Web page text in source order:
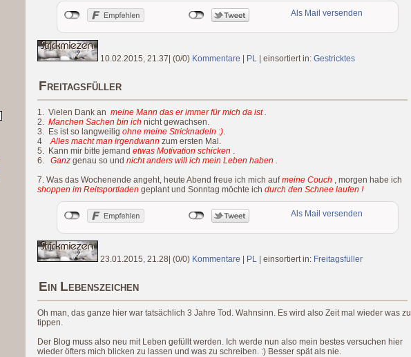
Als Mail versenden
10.02.2015, 21.37 (0/0) Kommentare PL einsortiert in: Gestricktes
Freitagsfüller
1. Vielen Dank an meine Mann das er immer für mich da ist .
2. Manchen Sachen bin ich nicht gewachsen.
3. Es ist so langweilig ohne meine Stricknadeln :).
4Alles macht man irgendwann zum ersten Mal.
5. Kann mir bitte jemand etwas Motivation schicken .
6. Ganz genau so und nicht anders will ich mein Leben haben .
7. Was das Wochenende angeht, heute Abend freue ich mich aufmeine Couch , morgen habe ich
shoppen im Reitsportladen geplant und Sonntag möchte ich durch den Schnee laufen !
Als Mail versenden
23.01.2015, 21.28 (0/0) Kommentare PL einsortiert in: Freitagsfüller
Ein Lebenszeichen
Oh man, das ganze hier war tatsächlich 3 Jahre Tod. Wahnsinn. Es wird also Zeit mal wieder was zu
tippen.
Der Blog muss also neu mit Leben gefüllt werden. Ich werde nun also mein bestes versuchen hier
wieder öfters mich blicken zu lassen und was zu schreiben. :) Besser spät als nie.